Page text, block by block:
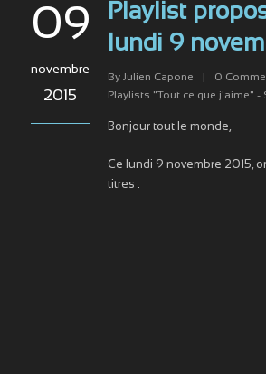
09
novembre
2015
Playlist
lundi 9
By Julien Capone 0
Playlists "Tout ce que j'aime" -
Bonjour tout le monde,
Ce lundi 9 novembre 2015,
titres :